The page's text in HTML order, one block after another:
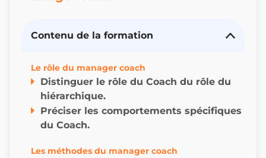
Contenu de la formation
Le rôle du manager coach
Distinguer le rôle du Coach du rôle du
hiérarchique.
Préciser les comportements spécifiques
du Coach.
Les méthodes du manager coach